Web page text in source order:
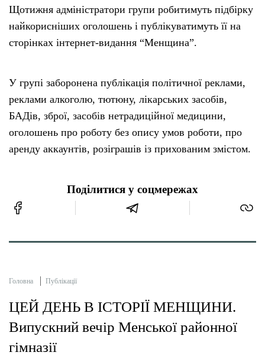
Щотижня адміністратори групи робитимуть підбірку
найкорисніших оголошень і публікуватимуть її на
сторінках інтернет-видання “Менщина”.
У групі заборонена публікація політичної реклами,
реклами алкоголю, тютюну, лікарських засобів,
БАДів, зброї, засобів нетрадиційної медицини,
оголошень про роботу без опису умов роботи, про
аренду аккаунтів, розіграшів із прихованим змістом.
Поділитися у соцмережах
Головна Публікації
ЦЕЙ ДЕНЬ В ІСТОРІЇ МЕНЩИНИ.
Випускний вечір Менської районної
гімназії